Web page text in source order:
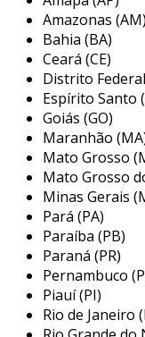
menores em
tradicionais,
das roupas para
ainda possuem
roupas de banho
que ajudam a evitar
essa praticidade se
que buscam
para os armários
principais
infantil plástico
os cabides infantis
utilizados em
versatilidade e
Amazonas (AM)
Bahia (BA)
Ceará (CE)
Distrito
Espírito Santo
Goiás (GO)
Maranhão
Mato Grosso
Mato Grosso
Minas Gerais
Pará (PA)
Paraíba (PB)
Paraná (PR)
Pernambuco
Piauí (PI)
Rio de Janeiro